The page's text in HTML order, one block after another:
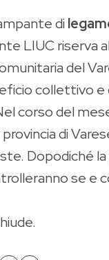
di
LIUC riserva
del
collettivo e
corso del
di
Dopodiché
se e